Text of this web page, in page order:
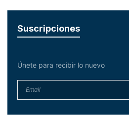
Suscripciones
Únete para recibir lo nuevo